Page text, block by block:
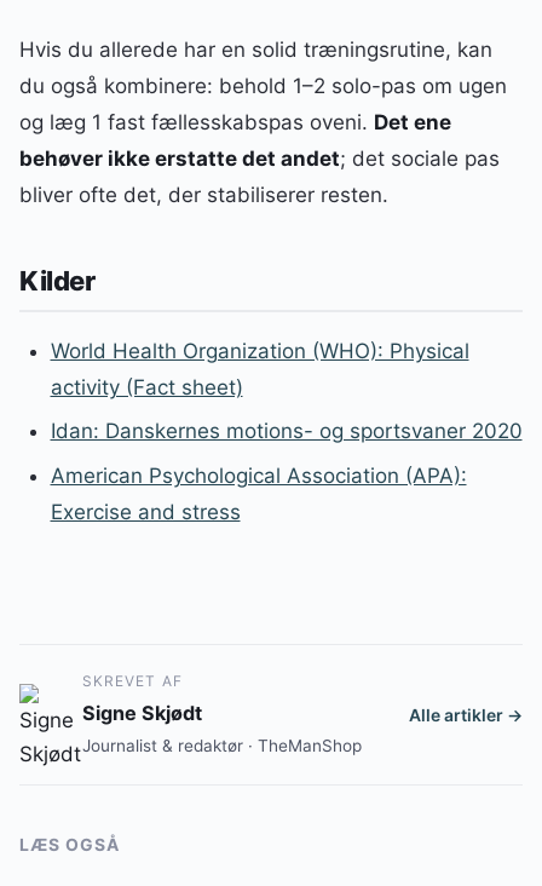
Hvis du allerede har en solid træningsrutine, kan
du også kombinere: behold 1–2 solo-pas om ugen
og læg 1 fast fællesskabspas oveni. Det ene
behøver ikke erstatte det andet; det sociale pas
bliver ofte det, der stabiliserer resten.
Kilder
World Health Organization (WHO): Physical
activity (Fact sheet)
Idan: Danskernes motions- og sportsvaner 2020
American Psychological Association (APA):
Exercise and stress
SKREVET AF
Signe Skjødt
Journalist & redaktør · TheManShop
Alle artikler →
LÆS OGSÅ